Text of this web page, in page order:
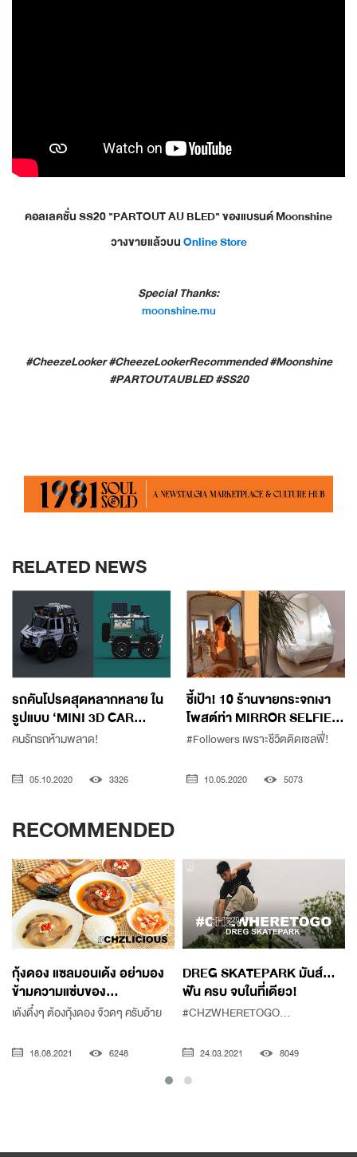
คอลเลคชั่น SS20 "PARTOUT AU BLED"ของแบรนด์ Moonshine
วางขายแล้วบนOnline Store
Special Thanks:
moonshine.mu
#CheezeLooker #CheezeLookerRecommended #Moonshine
#PARTOUTAUBLED #SS20
RELATED NEWS
รถคันโปรดสุดหลากหลาย ใน
รูปแบบ ‘MINI 3D CAR...
คนรักรถห้ามพลาด!
05.10.2020 3326
ชี้เป้า! 10 ร้านขายกระจกเงา
โพสต์ท่า MIRROR SELFIE...
#Followers เพราะชีวิตติดเซลฟี่!
10.05.2020 5073
RECOMMENDED
กุ้งดอง แซลมอนเด้ง อย่ามอง
ข้ามความแซ่บของ...
เด้งดึ๋งๆ ต้องกุ้งดอง จ๊วดๆ ครับอ้าย
18.08.2021 6248
DREG SKATEPARK มันส์…
ฟัน ครบ จบในที่เดียว!
#CHZWHERETOGO...
24.03.2021 8049